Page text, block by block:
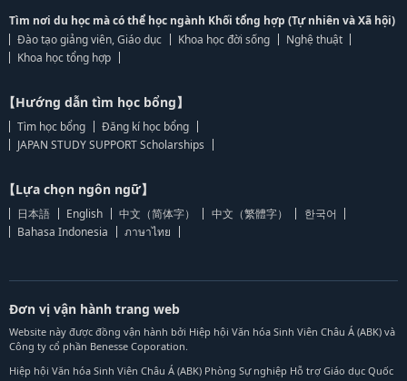
Tìm nơi du học mà có thể học ngành Khối tổng hợp (Tự nhiên và Xã hội)
Đào tạo giảng viên, Giáo dục
Khoa học đời sống
Nghệ thuật
Khoa học tổng hợp
【Hướng dẫn tìm học bổng】
Tìm học bổng
Đăng kí học bổng
JAPAN STUDY SUPPORT Scholarships
【Lựa chọn ngôn ngữ】
日本語 English 中文（简体字） 中文（繁體字）
한국어
Bahasa Indonesia
ภาษาไทย
Đơn vị vận hành trang web
Website này được đồng vận hành bởi Hiệp hội Văn hóa Sinh Viên Châu Á (ABK) và
Công ty cổ phần Benesse Coporation.
Hiệp hội Văn hóa Sinh Viên Châu Á (ABK) Phòng Sự nghiệp Hỗ trợ Giáo dục Quốc